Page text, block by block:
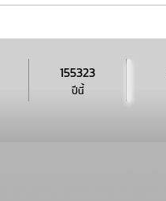
ปีนี้
155323